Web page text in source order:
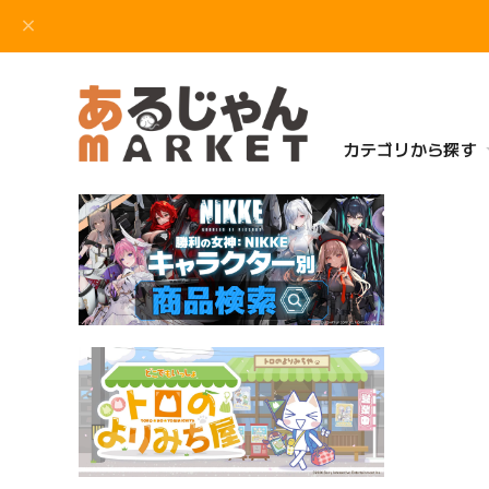
カテゴリから探す